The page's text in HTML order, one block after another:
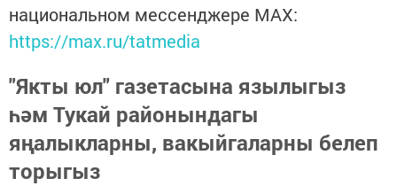
национальном мессенджере MАХ:
https://max.ru/tatmedia
"Якты юл" газетасына язылыгыз
һәм Тукай районындагы
яңалыкларны, вакыйгаларны белеп
торыгыз